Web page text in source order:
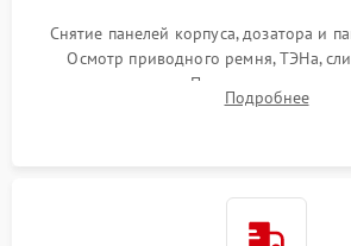
Снятие панелей корпуса, дозатора и
Осмотр приводного ремня, ТЭНа,
амортизаторов. Проверка
крестовины на износ, а манжеты
Подробнее